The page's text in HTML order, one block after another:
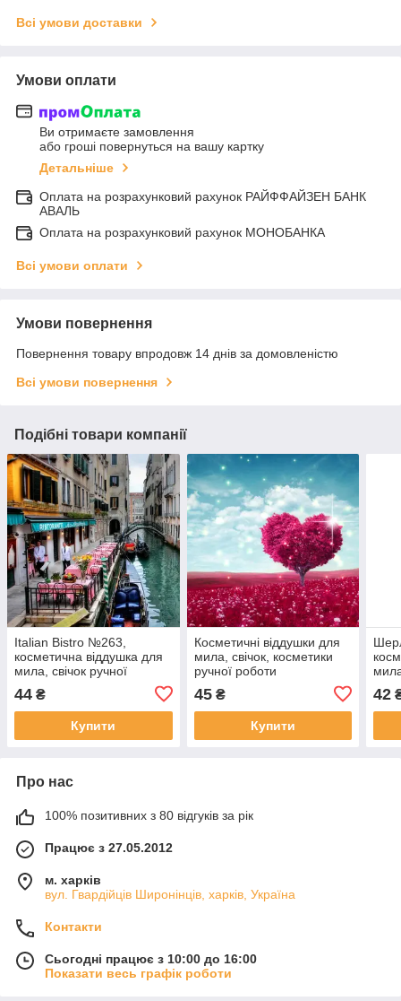
Всі умови доставки
Умови оплати
Ви отримаєте замовлення
або гроші повернуться на вашу картку
Детальніше
Оплата на розрахунковий рахунок РАЙФФАЙЗЕН БАНК
АВАЛЬ
Оплата на розрахунковий рахунок МОНОБАНКА
Всі умови оплати
Умови повернення
Повернення товару впродовж 14 днів за домовленістю
Всі умови повернення
Подібні товари компанії
Italian Bistro №263,
косметична віддушка для
мила, свічок ручної
роботи, США, ваніль 0%
44 ₴
Купити
Косметичні віддушки для
мила, свічок, косметики
ручної роботи
про-во США
45₴
Купити
42
Про нас
100% позитивних з 80 відгуків за рік
Працює з 27.05.2012
м. харків
вул. Гвардійців Широнінців, харків, Україна
Контакти
Сьогодні працює з 10:00 до 16:00
Показати весь графік роботи